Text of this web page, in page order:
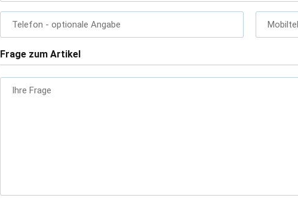
Telefon - optionale Angabe
Frage zum Artikel
Ihre Frage